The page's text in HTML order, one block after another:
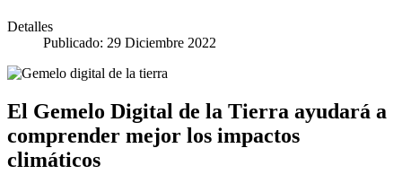
Detalles
Publicado: 29 Diciembre 2022
El Gemelo Digital de la Tierra ayudará a
comprender mejor los impactos
climáticos